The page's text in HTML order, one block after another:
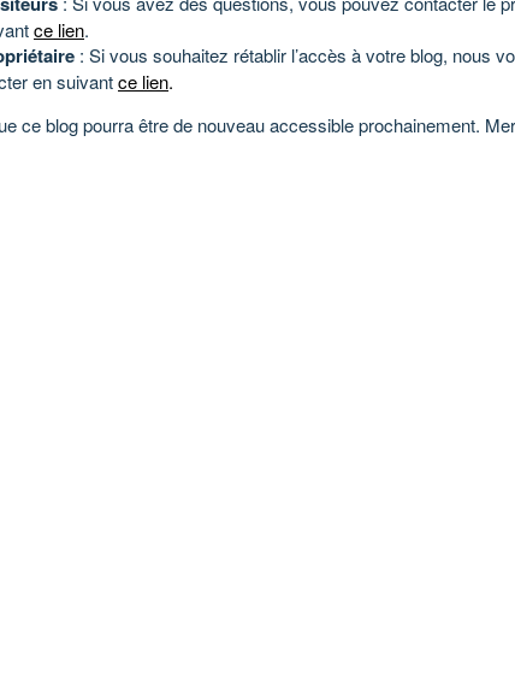
ce lien.
: Si vous souhaitez rétablir l’accès à votre blog, nous
en suivantce lien.
ce blog pourra être de nouveau accessible prochainement.